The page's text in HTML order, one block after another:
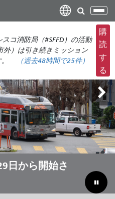
コ
ン
テ
ン
ツ
に
移
動
ナ
ビ
ゲ
ー
シ
ョ
ン
の
切
り
替
え
コ消防局（#SFFD）の活動
外）は引き続きミッション
（過去48時間で25件）
購
読
す
る
月7日～9日
日から開始さ
市を節約する